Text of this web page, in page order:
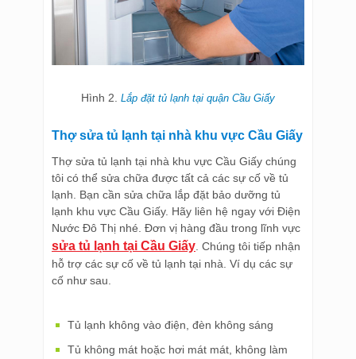
Hình 2. Lắp đặt tủ lạnh tại quận Cầu Giấy
Thợ sửa tủ lạnh tại nhà khu vực Cầu Giấy
Thợ sửa tủ lạnh tại nhà khu vực Cầu Giấy chúng
tôi có thể sửa chữa được tất cả các sự cố về tủ
lạnh. Bạn cần sửa chữa lắp đặt bảo dưỡng tủ
lạnh khu vực Cầu Giấy. Hãy liên hệ ngay với Điện
Nước Đô Thị nhé. Đơn vị hàng đầu trong lĩnh vực
sửa tủ lạnh tại Cầu Giấy. Chúng tôi tiếp nhận
hỗ trợ các sự cố về tủ lạnh tại nhà. Ví dụ các sự
cố như sau.
Tủ lạnh không vào điện, đèn không sáng
Tủ không mát hoặc hơi mát mát, không làm